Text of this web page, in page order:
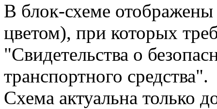
В блок-схеме
цветом), при которых
"Свидетельства о
транспортного средства".
Схема актуальна только